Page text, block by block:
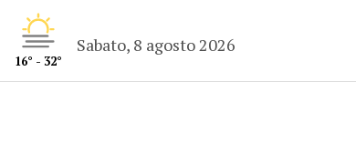
16° - 32°
Sabato, 8 agosto 2026